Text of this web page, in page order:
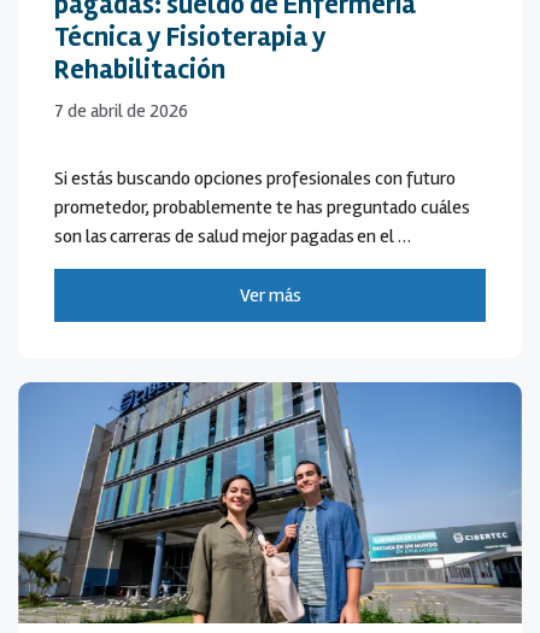
Técnica y Fisioterapia y
Rehabilitación
7 de abril de 2026
Si estás buscando opciones profesionales con futuro
prometedor, probablemente te has preguntado cuáles
son las carreras de salud mejor pagadas en el …
Ver más